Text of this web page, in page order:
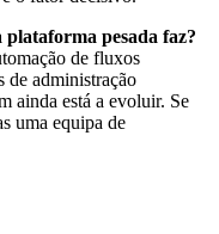
pesada faz?
de fluxos
de administração
ainda está a evoluir. Se
uma equipa de